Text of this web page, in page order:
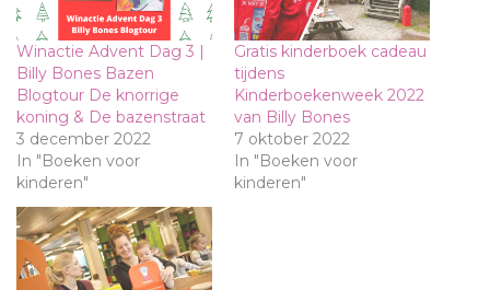
Winactie Advent Dag 3 |
Billy Bones Bazen
Blogtour De knorrige
koning & De bazenstraat
3 december 2022
In "Boeken voor
kinderen"
Gratis kinderboek cadeau
tijdens
Kinderboekenweek 2022
van Billy Bones
7 oktober 2022
In "Boeken voor
kinderen"